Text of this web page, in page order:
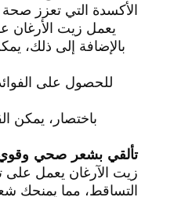
الأكسدة التي تعزز
يعمل زيت الأرغان
بالإضافة إلى ذلك،
للحصول على
باختصار، يمكن
تألقي بشعر صحي وقوي
زيت الآرغان يعمل
التساقط، مما يمنحك